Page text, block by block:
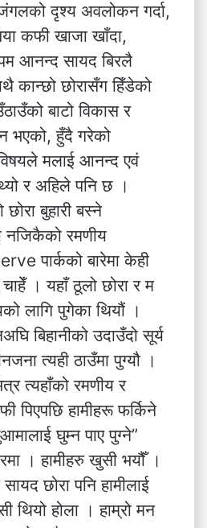
दृश्य अवलोकन गर्दा,
कफी खाजा खाँदा,
आनन्द सायद बिरलै
छोरासँग हिँडेको
बाटो विकास र
भएको, हुँदै गरेको
मलाई आनन्द एवं
र अहिले पनि छ ।
बुहारी बस्ने
रमणीय
पार्कको बारेमा केही
। यहाँ ठूलो छोरा र म
लागि पुगेका थियौं ।
बिहानीको उदाउँदो सूर्य
त्यही ठाउँमा पुग्यौ ।
त्यहाँको रमणीय र
पिएपछि हामीहरू फर्किने
घुम्न पाए पुग्ने”
। हामीहरु खुसी भयौँ ।
छोरा पनि हामीलाई
थियो होला । हाम्रो मन